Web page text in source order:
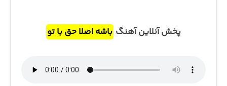
پخش آنلاین آهنگ باشه اصلا حق با تو